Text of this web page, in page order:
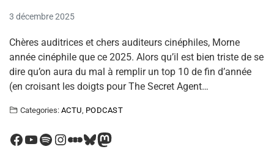
3 décembre 2025
Chères auditrices et chers auditeurs cinéphiles, Morne
année cinéphile que ce 2025. Alors qu’il est bien triste de se
dire qu’on aura du mal à remplir un top 10 de fin d’année
(en croisant les doigts pour The Secret Agent…
Categories: ACTU PODCAST